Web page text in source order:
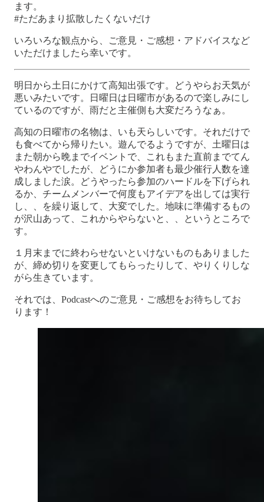
ます。
#ただあまり拡散したくないだけ
いろいろな観点から、ご意見・ご感想・アドバイスなど
いただけましたら幸いです。
明日から土日にかけて高知出張です。どうやらお天気が
悪いみたいです。日曜日は日曜市があるので楽しみにし
ているのですが、雨だと主催側も大変だろうなぁ。
高知の日曜市の名物は、いも天らしいです。それだけで
も食べてから帰りたい。遊んでるようですが、土曜日は
また朝から晩までイベントで、これもまた直前までてん
やわんやでしたが、どうにか参加者も最少催行人数を達
成しました涙。どうやったら参加のハードルを下げられ
るか、チームメンバーで何度もアイデアを出しては実行
し、、を繰り返して、大変でした。地味に準備するもの
が沢山あって、これからやらないと、、というところで
す。
１月末までに終わらせないといけないものもありました
が、締め切りを変更してもらったりして、やりくりしな
がら生きています。
それでは、Podcastへのご意見・ご感想をお待ちしてお
ります！